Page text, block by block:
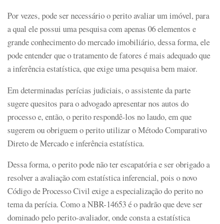
Por vezes, pode ser necessário o perito avaliar um imóvel, para
a qual ele possui uma pesquisa com apenas 06 elementos e
grande conhecimento do mercado imobiliário, dessa forma, ele
pode entender que o tratamento de fatores é mais adequado que
a inferência estatística, que exige uma pesquisa bem maior.
Em determinadas perícias judiciais, o assistente da parte
sugere quesitos para o advogado apresentar nos autos do
processo e, então, o perito respondê-los no laudo, em que
sugerem ou obriguem o perito utilizar o Método Comparativo
Direto de Mercado e inferência estatística.
Dessa forma, o perito pode não ter escapatória e ser obrigado a
resolver a avaliação com estatística inferencial, pois o novo
Código de Processo Civil exige a especialização do perito no
tema da perícia. Como a NBR-14653 é o padrão que deve ser
dominado pelo perito-avaliador, onde consta a estatística